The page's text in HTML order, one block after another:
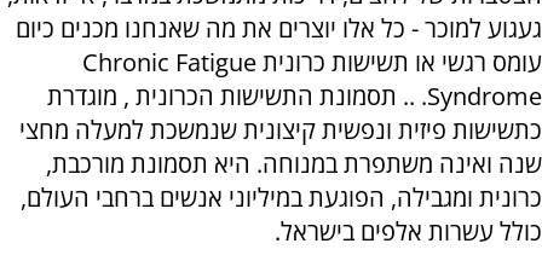
געגוע למוכר - כל אלו יוצרים את מה שאנחנו מכנים כיום
עומס רגשי או תשישות כרונית Chronic Fatigue
Syndrome. .. תסמונת התשישות הכרונית , מוגדרת
כתשישות פיזית ונפשית קיצונית שנמשכת למעלה מחצי
שנה ואינה משתפרת במנוחה. היא תסמונת מורכבת,
כרונית ומגבילה, הפוגעת במיליוני אנשים ברחבי העולם,
כולל עשרות אלפים בישראל.